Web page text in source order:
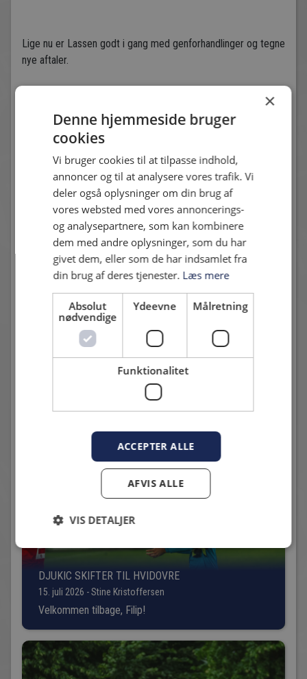
Lige nu er Lassen godt i gang med genforhandlinger og tegne
nye aftaler.
-Vi skulle meget gerne være flere når vi starter op igen i
august. Jeg håber meget at de partnere der allerede er med
rettet gang gøre oplevelsen både til møderne og til kampene
endnu bedre.
Deltager til mødet i dag var:
EUPHONER, BELLA SKILTE, TRIO BILER, KBS BYG, DANSK
REVISION, SERVICEFIRMAET GLOBEL, JM GULVSERVICE,
NEJSTGAARD & VETLOV, PRIMIUM BOTTLES, DEGN &
DREYER, HVIDOVRE FANKLUBBEN, CLEAN SUPPLY,
THOMTEX INTERIUR, MERCO PRINT, ELITEREN, REGION
HOVEDSTADEN, DANSK FOLKEPARTI HVIDOVRE,
NYKREDIT, INTERSPORT, HVIDOVRE AVIS,
HVIDOVRELISTEN, CONNECT – BUSINESS OG SVEA
Andre nyheder
DJUKIC SKIFTER TIL HVIDOVRE
15. juli 2026 - Stine Kristoffersen
Velkommen tilbage, Filip!
×
Denne hjemmeside bruger
cookies
Vi bruger cookies til at tilpasse indhold,
annoncer og til at analysere vores trafik. Vi
deler også oplysninger om din brug af
vores websted med vores annoncerings-
og analysepartnere, som kan kombinere
dem med andre oplysninger, som du har
givet dem, eller som de har indsamlet fra
din brug af deres tjenester. Læs mere
Absolut
nødvendige
Ydeevne Målretning
Funktionalitet
ACCEPTER ALLE
AFVIS ALLE
VIS DETALJER